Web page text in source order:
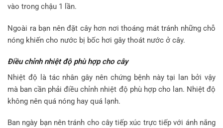
vào trong chậu 1 lần.
Ngoài ra bạn nên đặt cây hơn nơi thoáng mát tránh những chỗ
nóng khiến cho nước bị bốc hơi gây thoát nước ở cây.
Điều chỉnh nhiệt độ phù hợp cho cây
Nhiệt độ là tác nhân gây nên chứng bệnh này tại lan bởi vậy
mà ban cần phải điều chỉnh nhiệt độ phù hợp cho lan. Nhiệt độ
không nên quá nóng hay quá lạnh.
Ban ngày bạn nên tránh cho cây tiếp xúc trực tiếp với ánh nắng